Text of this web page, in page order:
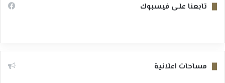
تابعنا على فيسبوك
مساحات اعلانية